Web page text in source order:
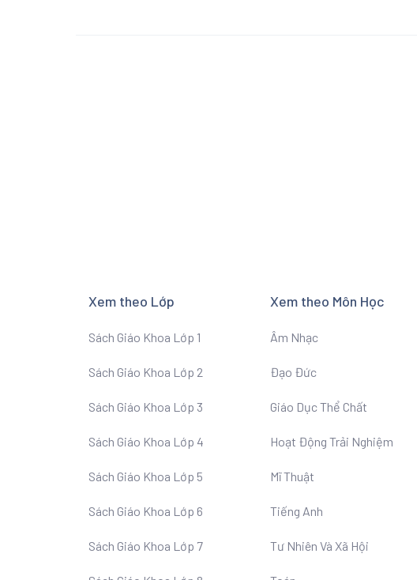
Xem theo Lớp
Sách Giáo Khoa Lớp 1
Sách Giáo Khoa Lớp 2
Sách Giáo Khoa Lớp 3
Sách Giáo Khoa Lớp 4
Sách Giáo Khoa Lớp 5
Sách Giáo Khoa Lớp 6
Sách Giáo Khoa Lớp 7
Xem theo Môn Học
Âm Nhạc
Đạo Đức
Giáo Dục Thể Chất
Hoạt Động Trải Nghiệm
Mĩ Thuật
Tiếng Anh
Tư Nhiên Và Xã Hội